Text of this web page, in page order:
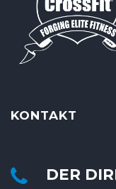
KONTAKT
DER